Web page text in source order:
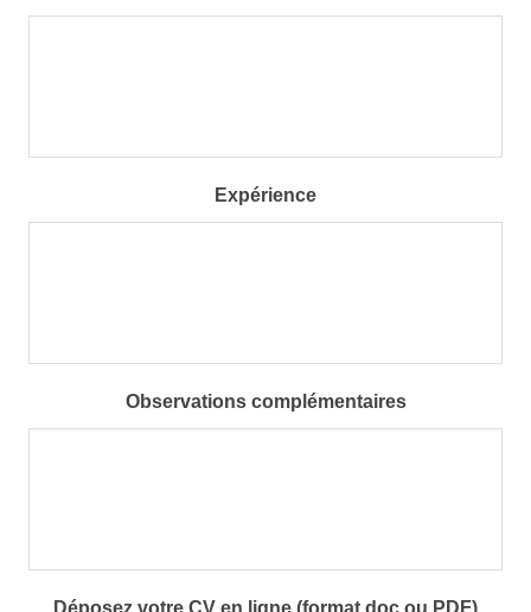
Expérience
Observations complémentaires
Déposez votre CV en ligne (format doc ou PDF)